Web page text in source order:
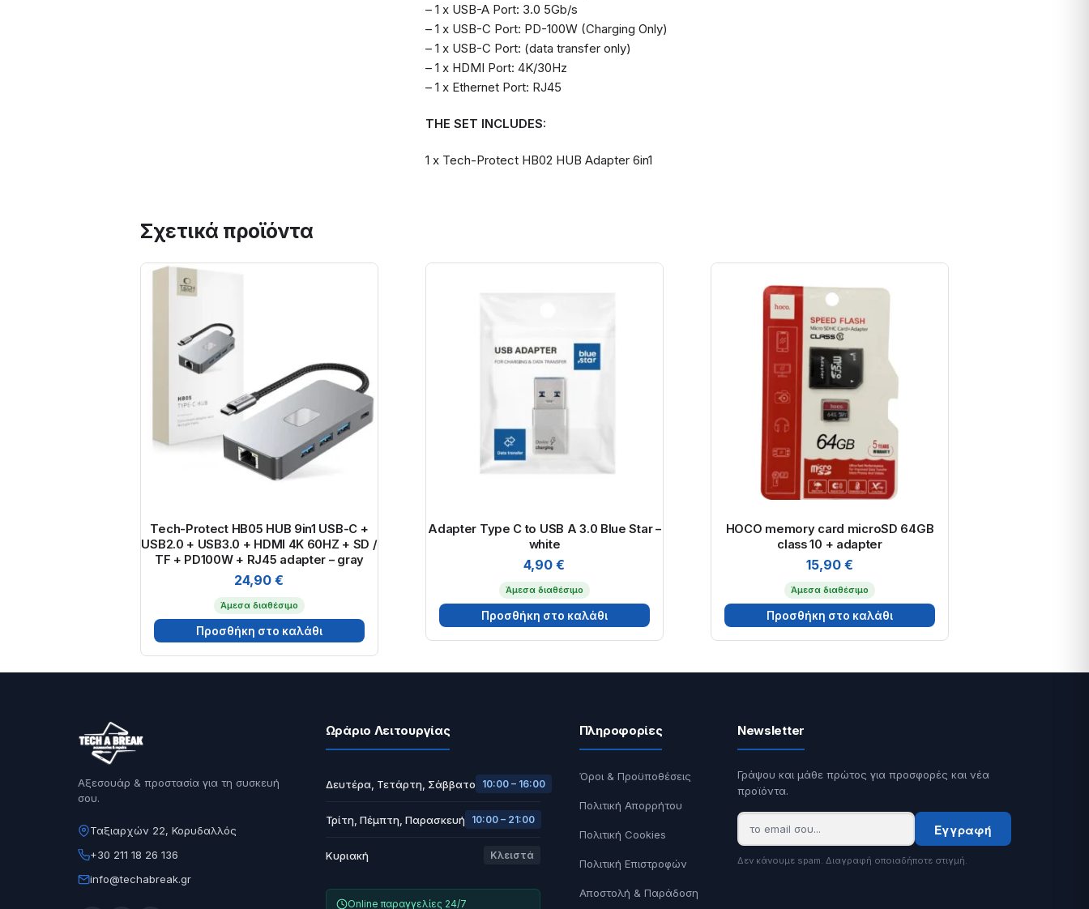
– 1 x USB-A Port: 3.0 5Gb/s
– 1 x USB-C Port: PD-100W (Charging Only)
– 1 x USB-C Port: (data transfer only)
– 1 x HDMI Port: 4K/30Hz
– 1 x Ethernet Port: RJ45
THE SET INCLUDES:
1 x Tech-Protect HB02 HUB Adapter 6in1
Σχετικά προϊόντα
Tech-Protect HB05 HUB 9in1 USB-C +
USB2.0 + USB3.0 + HDMI 4K 60HZ + SD /
TF + PD100W + RJ45 adapter – gray
24,90€
Άμεσα διαθέσιμο
Προσθήκη στο καλάθι
Adapter Type C to USB A 3.0 Blue Star –
white
4,90€
Άμεσα διαθέσιμο
Προσθήκη στο καλάθι
HOCO memory card microSD 64GB
class 10 + adapter
15,90 €
Άμεσα διαθέσιμο
Προσθήκη στο καλάθι
Αξεσουάρ & προστασία για τη συσκευή
σου.
Ταξιαρχών 22, Κορυδαλλός
+30 211 18 26 136
info@techabreak.gr
Ωράριο Λειτουργίας
Δευτέρα, Τετάρτη, Σάββατο 10:00 – 16:00
Τρίτη, Πέμπτη, Παρασκευή 10:00 – 21:00
Κυριακή Κλειστά
Online παραγγελίες 24/7
Πληροφορίες
Όροι & Προϋποθέσεις
Πολιτική Απορρήτου
Πολιτική Cookies
Πολιτική Επιστροφών
Αποστολή & Παράδοση
Newsletter
Γράψου και μάθε πρώτος για προσφορές και νέα
προϊόντα.
Εγγραφή
Δεν κάνουμε spam. Διαγραφή οποιαδήποτε στιγμή.